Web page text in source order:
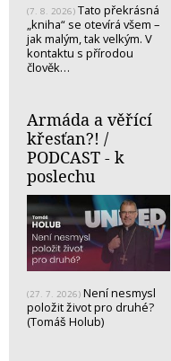
(7. 8. 2026) Tato překrásná
„kniha“ se otevírá všem –
jak malým, tak velkým. V
kontaktu s přírodou
člověk…
Armáda a věřící
křesťan?! /
PODCAST - k
poslechu
(27. 7. 2026) Není nesmysl
položit život pro druhé?
(Tomáš Holub)